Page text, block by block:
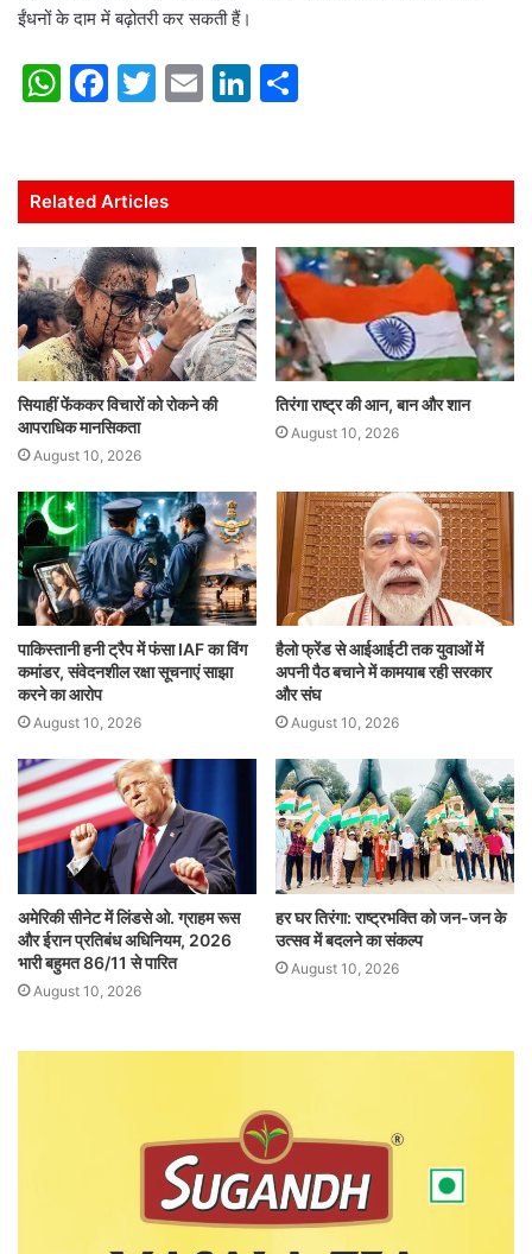
ईंधनों के दाम में बढ़ोतरी कर सकती हैं।
W
s
A
p
p
F
e
b
o
o
k
T
er
E
l
Li
e
dI
n
e
Related Articles
सियाहीं फेंककर विचारों को रोकने की
आपराधिक मानसिकता
August 10, 2026
तिरंगा राष्ट्र की आन, बान और शान
August 10, 2026
पाकिस्तानी हनी ट्रैप में फंसा IAF का विंग
कमांडर, संवेदनशील रक्षा सूचनाएं साझा
करने का आरोप
August 10, 2026
हैलो फ्रेंड से आईआईटी तक युवाओं में
अपनी पैठ बचाने में कामयाब रही सरकार
और संघ
August 10, 2026
अमेरिकी सीनेट में लिंडसे ओ. ग्राहम रूस
और ईरान प्रतिबंध अधिनियम, 2026
भारी बहुमत 86/11 से पारित
August 10, 2026
हर घर तिरंगा: राष्ट्रभक्ति को जन-जन के
उत्सव में बदलने का संकल्प
August 10, 2026